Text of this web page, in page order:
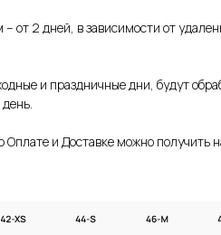
от 2 дней, в зависимости от
и праздничные дни, будут
и Доставке можно получить